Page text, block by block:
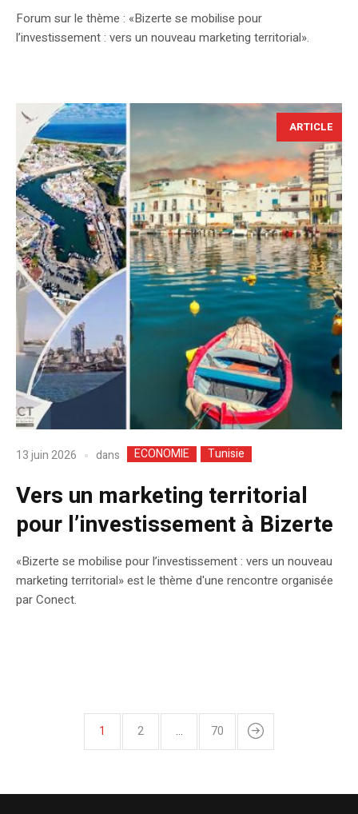
Forum sur le thème : «Bizerte se mobilise pour
l’investissement : vers un nouveau marketing territorial».
ARTICLE
13 juin 2026 dans ECONOMIE Tunisie
Vers un marketing territorial
pour l’investissement à Bizerte
«Bizerte se mobilise pour l’investissement : vers un nouveau
marketing territorial» est le thème d'une rencontre organisée
par Conect.
1 2 … 70